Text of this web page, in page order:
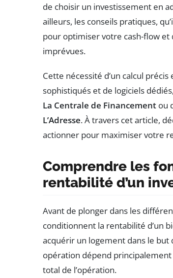
de choisir un investissement en
ailleurs, les conseils pratiques,
pour optimiser votre cash-flow et
imprévues.
Cette nécessité d’un calcul
sophistiqués et de logiciels
La Centrale de Financement ou
L’Adresse. À travers cet article,
actionner pour maximiser votre
Comprendre les
rentabilité d’un
Avant de plonger dans les
conditionnent la rentabilité d’un
acquérir un logement dans le
opération dépend
total de l’opération.